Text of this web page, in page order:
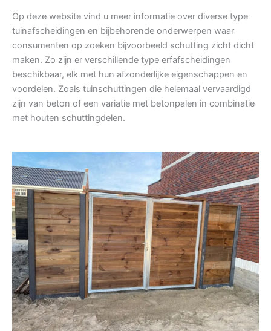
Op deze website vind u meer informatie over diverse type
tuinafscheidingen en bijbehorende onderwerpen waar
consumenten op zoeken bijvoorbeeld schutting zicht dicht
maken. Zo zijn er verschillende type erfafscheidingen
beschikbaar, elk met hun afzonderlijke eigenschappen en
voordelen. Zoals tuinschuttingen die helemaal vervaardigd
zijn van beton of een variatie met betonpalen in combinatie
met houten schuttingdelen.